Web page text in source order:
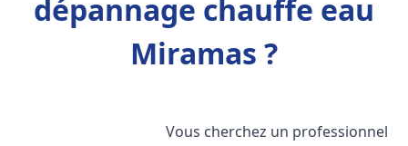
dépannage chauffe eau
Miramas ?
Vous cherchez un professionnel